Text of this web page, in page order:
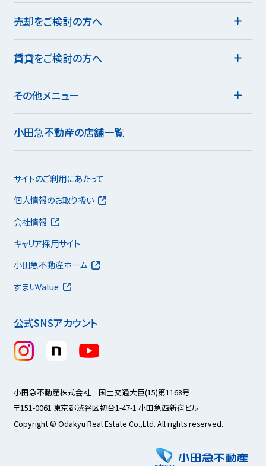
売却をご検討の方へ
賃貸をご検討の方へ
その他メニュー
小田急不動産の店舗一覧
公式SNSアカウント
サイトのご利用にあたって
個人情報のお取り扱い
会社情報
キャリア採用サイト
小田急不動産ホーム
すまいValue
小田急不動産株式会社 国土交通大臣(15)第1168号
〒151-0061 東京都渋谷区初台1-47-1 小田急西新宿ビル
Copyright © Odakyu Real Estate Co.,Ltd. All rights reserved.